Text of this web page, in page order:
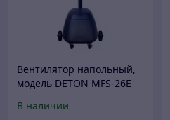
Вентилятор напольный,
модель DETON MFS-26E
В наличии